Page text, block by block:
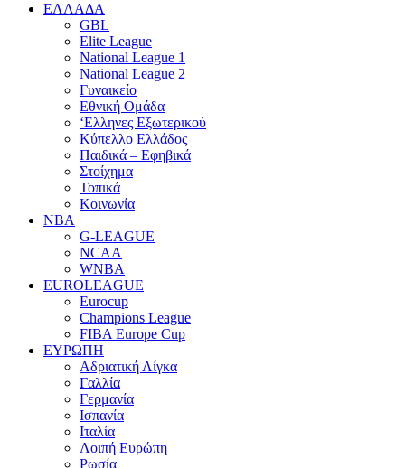
EΛΛΑΔΑ
GBL
Elite League
National League 1
National League 2
Γυναικείο
Εθνική Ομάδα
‘Ελληνες Εξωτερικού
Κύπελλο Ελλάδος
Παιδικά – Εφηβικά
Στοίχημα
Τοπικά
Κοινωνία
NBA
G-LEAGUE
NCAA
WNBA
ΕUROLEAGUE
Eurocup
Champions League
FIBA Europe Cup
ΕΥΡΩΠΗ
Αδριατική Λίγκα
Γαλλία
Γερμανία
Ισπανία
Ιταλία
Λοιπή Ευρώπη
Ρωσία